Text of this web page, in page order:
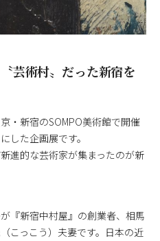
芸術村〟だった新宿を
・新宿のSOMPO美術館で開催
した企画展です。
進的な芸術家が集まったのが新
『新宿中村屋』の創業者、相馬
こっこう）夫妻です。日本の近